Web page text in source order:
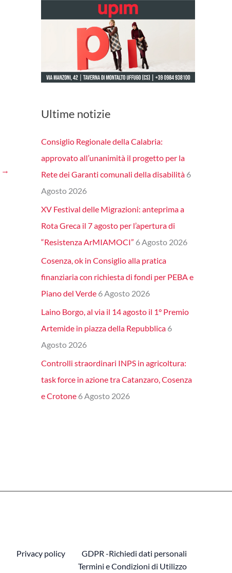
→
Ultime notizie
Consiglio Regionale della Calabria:
approvato all’unanimità il progetto per la
Rete dei Garanti comunali della disabilità 6
Agosto 2026
XV Festival delle Migrazioni: anteprima a
Rota Greca il 7 agosto per l’apertura di
“Resistenza ArMIAMOCI” 6 Agosto 2026
Cosenza, ok in Consiglio alla pratica
finanziaria con richiesta di fondi per PEBA e
Piano del Verde 6 Agosto 2026
Laino Borgo, al via il 14 agosto il 1° Premio
Artemide in piazza della Repubblica 6
Agosto 2026
Controlli straordinari INPS in agricoltura:
task force in azione tra Catanzaro, Cosenza
e Crotone 6 Agosto 2026
Privacy policy
GDPR -Richiedi dati personali
Termini e Condizioni di Utilizzo